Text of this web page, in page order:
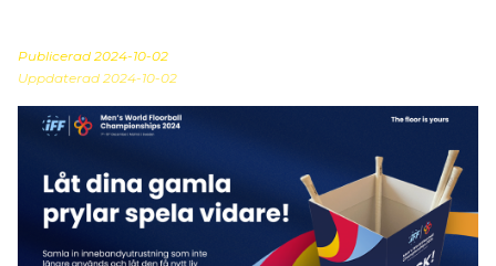
Publicerad 2024-10-02
Uppdaterad 2024-10-02